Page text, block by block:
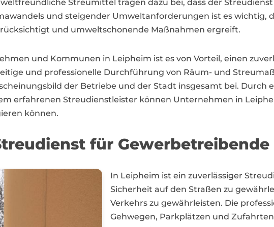
Streumittel tragen dazu bei, dass der
und steigender Umweltanforderungen ist es wichtig,
und umweltschonende Maßnahmen ergreift.
und Kommunen in Leipheim ist es von Vorteil, einen
und professionelle Durchführung von Räum- und
der Betriebe und der Stadt insgesamt bei. Durch
erfahrenen Streudienstleister können Unternehmen in
können.
für
In Leipheim ist ein zuverlässiger
Sicherheit auf den Straßen zu
Verkehrs zu gewährleisten. Die
Gehwegen, Parkplätzen und